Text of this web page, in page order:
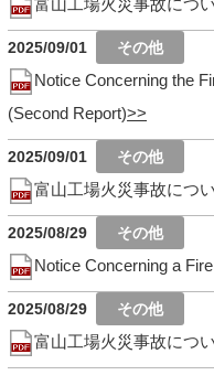
富山工場火災事故につ
2025/09/01
Notice Concerning the
(Second Report)
2025/09/01
富山工場火災事故につ
2025/08/29
Notice Concerning a
2025/08/29
富山工場火災事故につ